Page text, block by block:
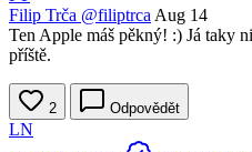
Filip Trča @filiptrca Aug 14
Ten Apple máš pěkný! :) Já taky
příště.
2 Odpovědět
LN